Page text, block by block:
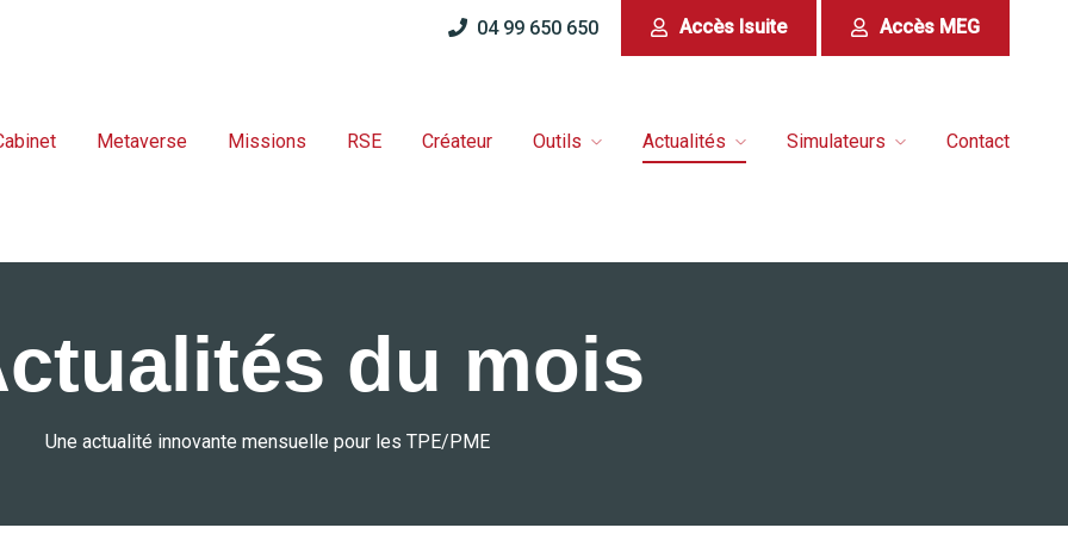
04 99 650 650 Accès Isuite Accès MEG
Metaverse Missions RSE Créateur Outils Actualités Simulateurs Contact
du mois
Une actualité innovante mensuelle pour les TPE/PME